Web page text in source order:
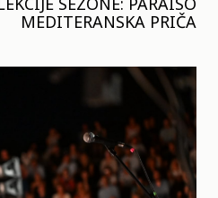
MEDITERANSKA PRIČA